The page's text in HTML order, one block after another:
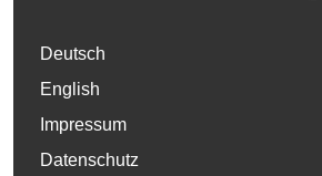
Deutsch
English
Impressum
Datenschutz